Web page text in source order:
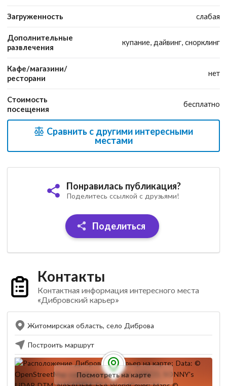
Загруженность слабая
Дополнительные
развлечения
купание, дайвинг, снорклинг
Кафе/магазини/
ресторани
нет
Стоимость
посещения
бесплатно
Сравнить с другими интересными
местами
Понравилась публикация?
Поделитесь ссылкой с друзьями!
Поделиться
Контакты
Контактная информация интересного места
«Дибровский карьер»
Житомирская область, село Диброва
Построить маршрут
Посмотреть на карте